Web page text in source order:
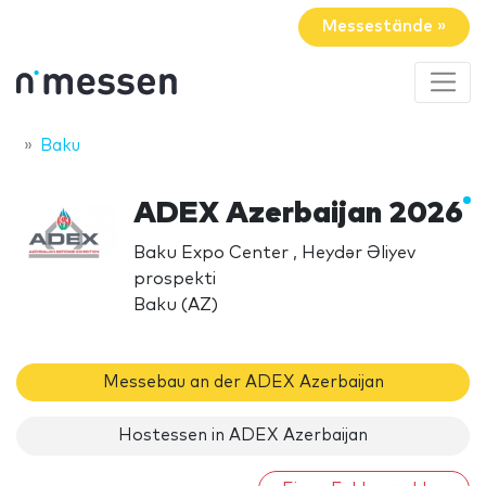
Messestände »
Baku
ADEX Azerbaijan 2026
Baku Expo Center , Heydər Əliyev
prospekti
Baku (AZ)
Messebau an der ADEX Azerbaijan
Hostessen in ADEX Azerbaijan